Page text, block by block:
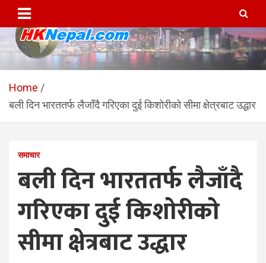
content
HKNepal.com – हङकङबाट
सञ्चालित पहिलो नेपाली अनलाईन
पत्रिका
hknepal, hknepal.com, hk nepal, hk nepal com
Home
बली दिन भारततर्फ लैजाँदै गरिएका दुई किशोरीको सीमा क्षेत्रबाट उद्धार
समाचार
बली दिन भारततर्फ लैजाँदै
गरिएका दुई किशोरीको
सीमा क्षेत्रबाट उद्धार